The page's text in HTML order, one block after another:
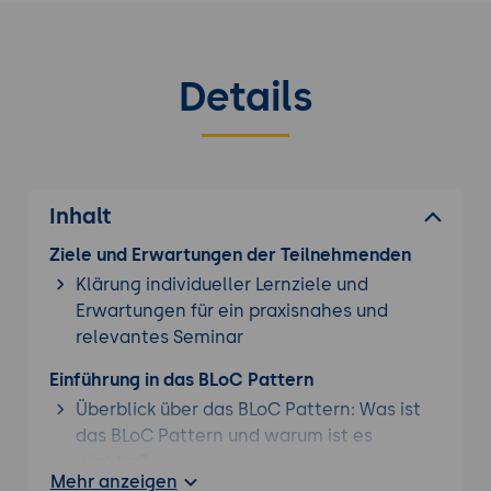
Details
Inhalt
Ziele und Erwartungen der Teilnehmenden
Klärung individueller Lernziele und
Erwartungen für ein praxisnahes und
relevantes Seminar
Einführung in das BLoC Pattern
Überblick über das BLoC Pattern: Was ist
das BLoC Pattern und warum ist es
Mehr anzeigen